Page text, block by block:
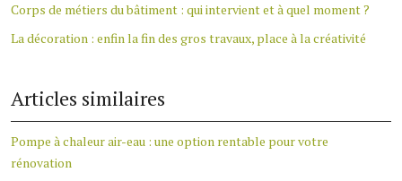
Corps de métiers du bâtiment : qui intervient et à quel moment ?
La décoration : enfin la fin des gros travaux, place à la créativité
Articles similaires
Pompe à chaleur air-eau : une option rentable pour votre
rénovation